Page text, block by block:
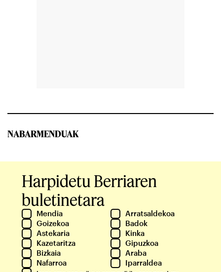
NABARMENDUAK
Harpidetu Berriaren
buletinetara
Mendia
Arratsaldekoa
Goizekoa
Badok
Astekaria
Kinka
Kazetaritza
Gipuzkoa
Bizkaia
Araba
Nafarroa
Iparraldea